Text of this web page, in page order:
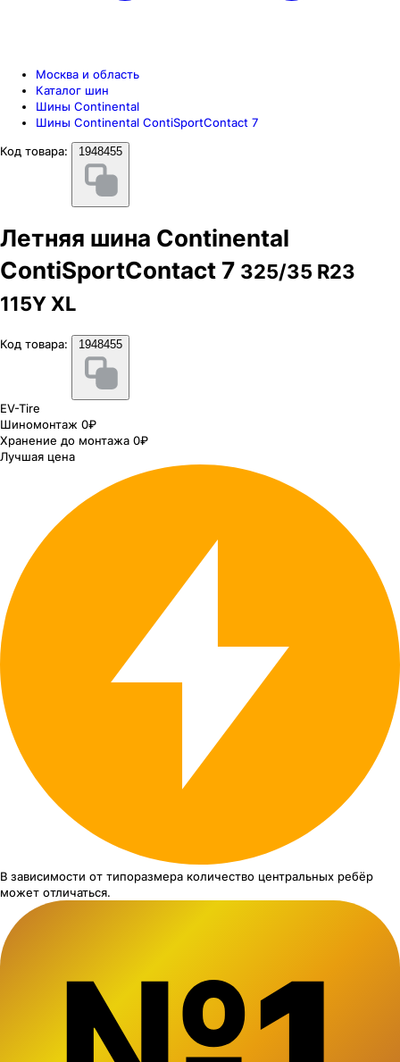
Москва и область
Каталог шин
Шины Continental
Шины Continental ContiSportContact 7
Код товара:
1948455
Летняя шина Continental
ContiSportContact 7 325/35 R23
115Y XL
Код товара: 1948455
EV-Tire
Шиномонтаж 0₽
Хранение до монтажа 0₽
Лучшая цена
В зависимости от типоразмера количество центральных ребёр
может отличаться.